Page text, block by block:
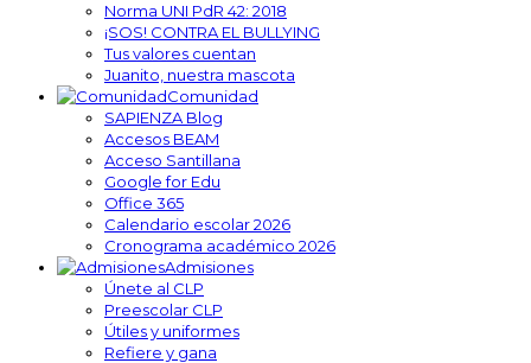
Norma UNI PdR 42: 2018
¡SOS! CONTRA EL BULLYING
Tus valores cuentan
Juanito, nuestra mascota
Comunidad
SAPIENZA Blog
Accesos BEAM
Acceso Santillana
Google for Edu
Office 365
Calendario escolar 2026
Cronograma académico 2026
Admisiones
Únete al CLP
Preescolar CLP
Útiles y uniformes
Refiere y gana